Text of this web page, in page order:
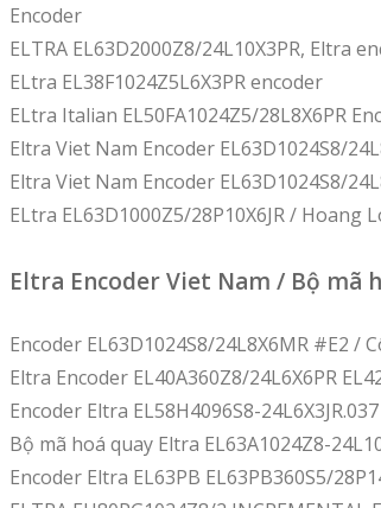
Encoder
ELTRA EL63D2000Z8/24L10X3PR, Eltra
ELtra EL38F1024Z5L6X3PR encoder
ELtra Italian EL50FA1024Z5/28L8X6PR
Eltra Viet Nam Encoder EL63D1024S8/
Eltra Viet Nam Encoder EL63D1024S8/
ELtra EL63D1000Z5/28P10X6JR / Hoang
Eltra Encoder Viet Nam / Bộ mã
Encoder EL63D1024S8/24L8X6MR #E2 /
Eltra Encoder EL40A360Z8/24L6X6PR
Encoder Eltra EL58H4096S8-
Bộ mã hoá quay Eltra EL63A1024Z8-
Encoder Eltra EL63PB EL63PB360S5/